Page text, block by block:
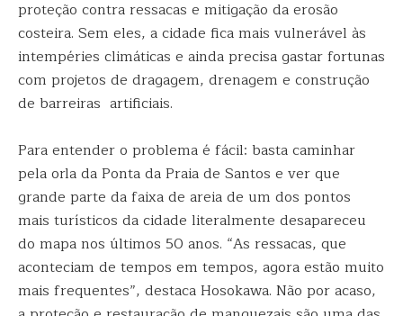
proteção contra ressacas e mitigação da erosão
costeira. Sem eles, a cidade fica mais vulnerável às
intempéries climáticas e ainda precisa gastar fortunas
com projetos de dragagem, drenagem e construção
de barreiras artificiais.
Para entender o problema é fácil: basta caminhar
pela orla da Ponta da Praia de Santos e ver que
grande parte da faixa de areia de um dos pontos
mais turísticos da cidade literalmente desapareceu
do mapa nos últimos 50 anos. “As ressacas, que
aconteciam de tempos em tempos, agora estão muito
mais frequentes”, destaca Hosokawa. Não por acaso,